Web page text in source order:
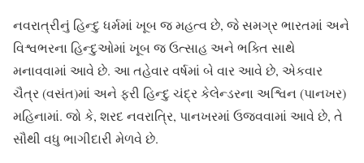
નવરાત્રીનું હિન્દુ ધર્મમાં ખૂબ જ મહત્વ છે, જે સમગ્ર ભારતમાં અને
વિશ્વભરના હિન્દુઓમાં ખૂબ જ ઉત્સાહ અને ભક્તિ સાથે
મનાવવામાં આવે છે. આ તહેવાર વર્ષમાં બે વાર આવે છે, એકવાર
ચૈત્ર (વસંત)માં અને ફરી હિન્દુ ચંદ્ર કેલેન્ડરના અશ્વિન (પાનખર)
મહિનામાં. જો કે, શરદ નવરાત્રિ, પાનખરમાં ઉજવવામાં આવે છે, તે
સૌથી વધુ ભાગીદારી મેળવે છે.